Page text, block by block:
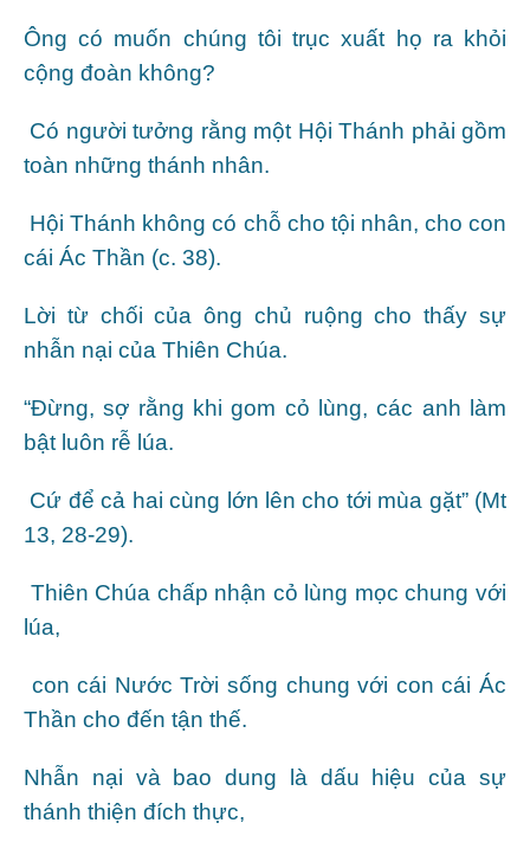
Ông có muốn chúng tôi trục xuất họ ra khỏi
cộng đoàn không?
Có người tưởng rằng một Hội Thánh phải gồm
toàn những thánh nhân.
Hội Thánh không có chỗ cho tội nhân, cho con
cái Ác Thần (c. 38).
Lời từ chối của ông chủ ruộng cho thấy sự
nhẫn nại của Thiên Chúa.
“Đừng, sợ rằng khi gom cỏ lùng, các anh làm
bật luôn rễ lúa.
Cứ để cả hai cùng lớn lên cho tới mùa gặt” (Mt
13, 28-29).
Thiên Chúa chấp nhận cỏ lùng mọc chung với
lúa,
con cái Nước Trời sống chung với con cái Ác
Thần cho đến tận thế.
Nhẫn nại và bao dung là dấu hiệu của sự
thánh thiện đích thực,